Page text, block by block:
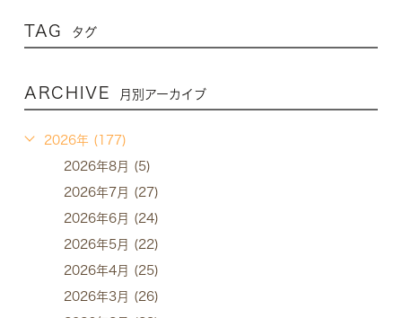
TAG タグ
ARCHIVE 月別アーカイブ
2026年 (177)
2026年8月 (5)
2026年7月 (27)
2026年6月 (24)
2026年5月 (22)
2026年4月 (25)
2026年3月 (26)